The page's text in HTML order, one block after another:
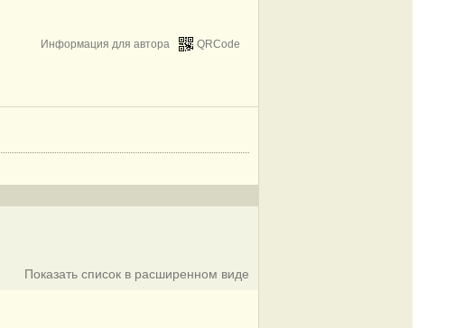
QRCode
Информация для автора
Показать список в расширенном виде